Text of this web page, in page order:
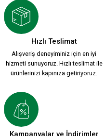
1.699,90 TL
ZÜBEYDE HANIMIN
1.699,90 TL
KSK ARMA 1912 T-SHIRT
Hızlı Teslimat
Alışveriş deneyiminiz için en iyi
hizmeti sunuyoruz. Hızlı teslimat ile
ürünlerinizi kapınıza getiriyoruz.
Kampanyalar ve İndirimler